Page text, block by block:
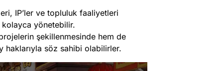
IP’ler ve topluluk faaliyetleri
yönetebilir.
şekillenmesinde hem de
haklarıyla söz sahibi olabilirler.